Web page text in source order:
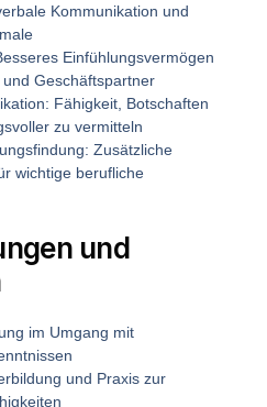
Kommunikation und
Einfühlungsvermögen
Geschäftspartner
: Fähigkeit, Botschaften
zu vermitteln
: Zusätzliche
wichtige berufliche
und
im Umgang mit
und Praxis zur